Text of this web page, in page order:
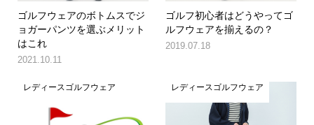
ゴルフウェアのボトムスでジ
ョガーパンツを選ぶメリット
はこれ
2021.10.11
ゴルフ初心者はどうやってゴ
ルフウェアを揃えるの？
2019.07.18
レディースゴルフウェア レディースゴルフウェア